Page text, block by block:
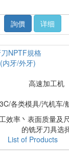
詢價
详细
牙/外牙)
高速加工机
3C/各类模具/汽机车/
效率丶表面质量及
的铣牙刀具选
List of Products